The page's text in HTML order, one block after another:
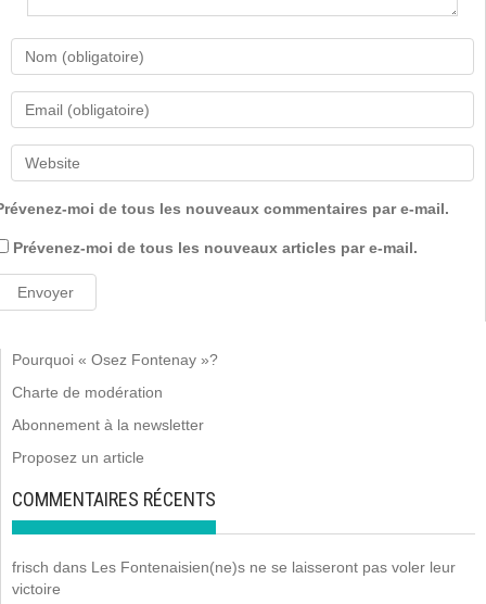
moi de tous les nouveaux commentaires par e-mail.
Prévenez-moi de tous les nouveaux articles par e-mail.
Pourquoi « Osez Fontenay »?
Charte de modération
Abonnement à la newsletter
Proposez un article
COMMENTAIRES RÉCENTS
frisch dans Les Fontenaisien(ne)s ne se laisseront pas voler leur
victoire